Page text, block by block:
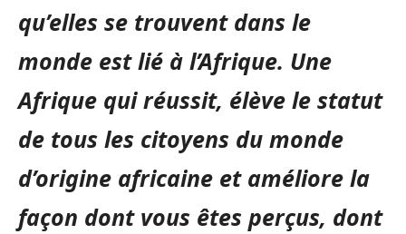
qu’elles se trouvent dans le
monde est lié à l’Afrique. Une
Afrique qui réussit, élève le statut
de tous les citoyens du monde
d’origine africaine et améliore la
façon dont vous êtes perçus, dont